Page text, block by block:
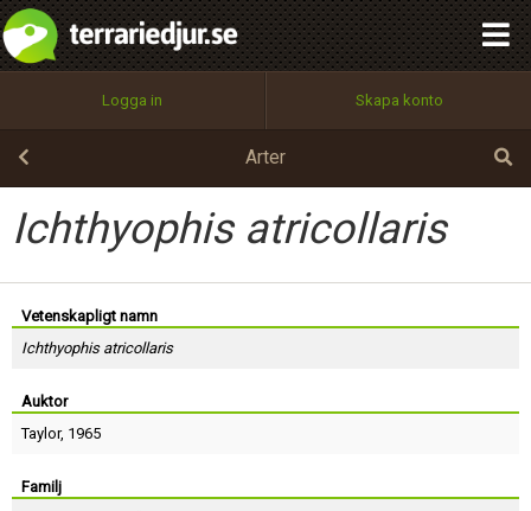
Logga in Skapa konto
Arter
Ichthyophis atricollaris
Vetenskapligt namn
Ichthyophis atricollaris
Auktor
Taylor, 1965
Familj
Utför
100%
OK
integritetspolicy
Namn:
Epost:
Användarnamn:
Lösenord:
Terms of Service
Begär nytt lösenord
Tillbaka till förstasidan